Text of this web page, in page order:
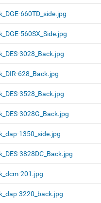
660TD_side.jpg
560SX_Side.jpg
3028_Back.jpg
628_Back.jpg
3528_Back.jpg
3028G_Back.jpg
1350_side.jpg
3828DC_Back.jpg
201.jpg
3220_back.jpg